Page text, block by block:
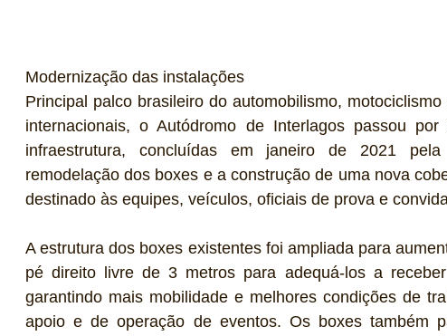
Modernização das instalações
Principal palco brasileiro do automobilismo,
internacionais, o Autódromo de Interlagos passou
infraestrutura, concluídas em janeiro de 2021
remodelação dos boxes e a construção de uma nova
destinado às equipes, veículos, oficiais de prova e
A estrutura dos boxes existentes foi ampliada para
pé direito livre de 3 metros para adequá-los a
garantindo mais mobilidade e melhores condições de
apoio e de operação de eventos. Os boxes também